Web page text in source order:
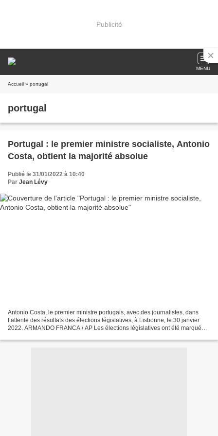
Publicité
MENU
Accueil » portugal
portugal
Portugal : le premier ministre socialiste, Antonio
Costa, obtient la majorité absolue
Publié le 31/01/2022 à 10:40
Par Jean Lévy
Antonio Costa, le premier ministre portugais, avec des journalistes, dans
l’attente des résultats des élections législatives, à Lisbonne, le 30 janvier
2022. ARMANDO FRANCA / AP Les élections législatives ont été marquées